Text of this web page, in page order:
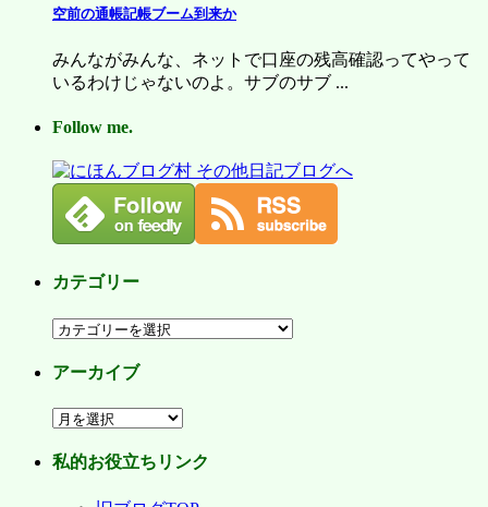
空前の通帳記帳ブーム到来か
みんながみんな、ネットで口座の残高確認ってやって
いるわけじゃないのよ。サブのサブ ...
Follow me.
カテゴリー
カ
ゴ
ー
アーカイブ
ア
カ
私的お役立ちリンク